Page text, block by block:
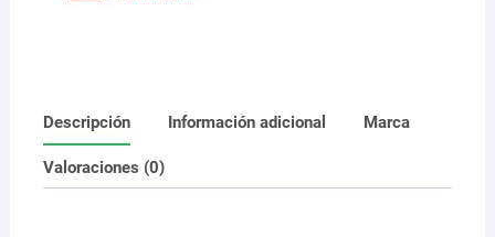
Descripción Información adicional Marca
Valoraciones (0)